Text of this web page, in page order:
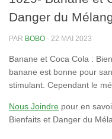
Danger du
PAR BOBO · 22 MAI 2023
Banane et Coca Cola :
banane est bonne pour
stimulant. Cependant le
Nous Joindre pour en
Bienfaits et Danger du